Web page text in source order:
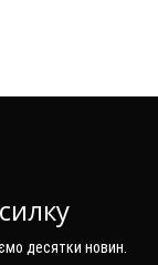
десятки новин.